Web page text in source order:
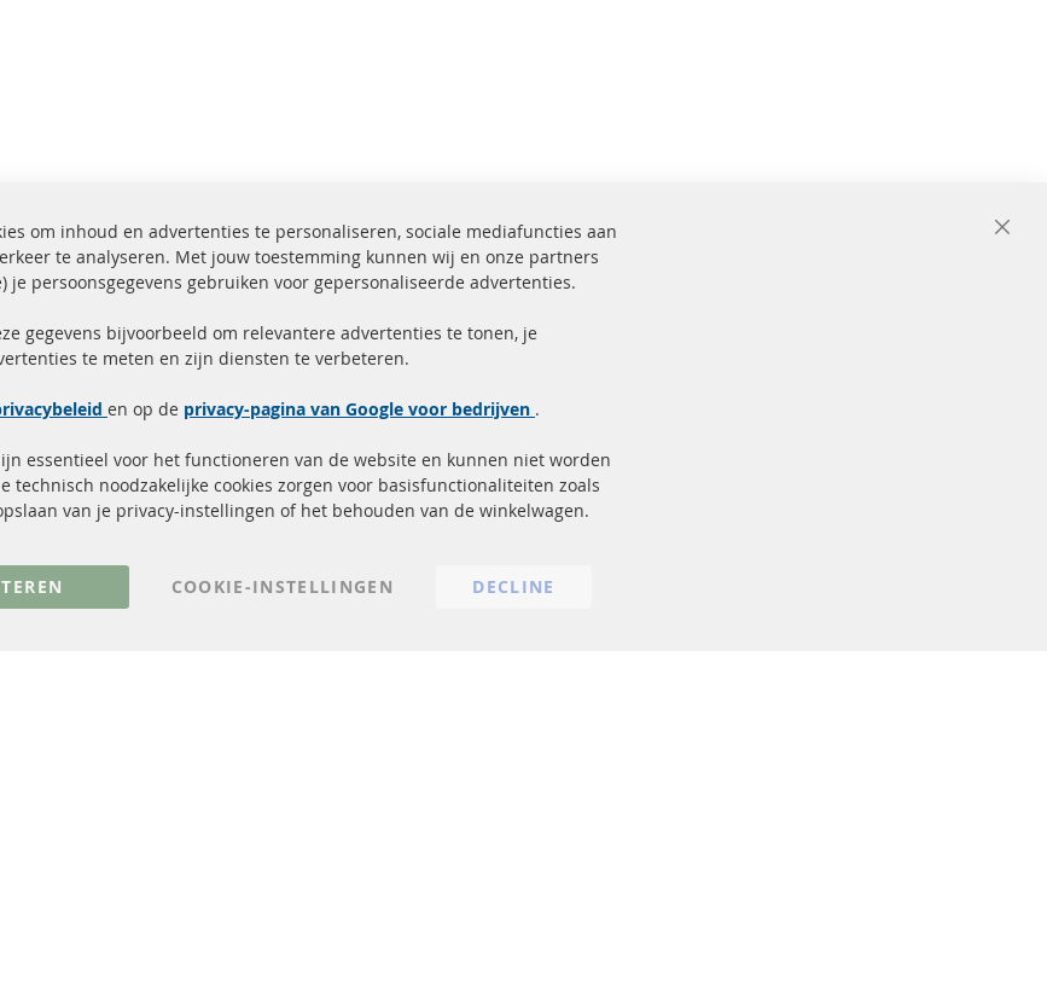
in voorraad
gehomologeerd met e-markering
Snelle links
Roetfilter reiniging
Katalysator (KAT)
FAQ
Kundenservice
Betaalmethoden
Verzendingskosten
AGB
Annuleringsvoorwaarden
Close
om inhoud en advertenties te personaliseren, sociale mediafuncties aan
te analyseren. Met jouw toestemming kunnen wij en onze partners
je persoonsgegevens gebruiken voor gepersonaliseerde advertenties.
gegevens bijvoorbeeld om relevantere advertenties te tonen, je
te meten en zijn diensten te verbeteren.
en op de privacy-pagina van Google voor bedrijven .
essentieel voor het functioneren van de website en kunnen niet worden
technisch noodzakelijke cookies zorgen voor basisfunctionaliteiten zoals
van je privacy-instellingen of het behouden van de winkelwagen.
COOKIE-INSTELLINGEN DECLINE